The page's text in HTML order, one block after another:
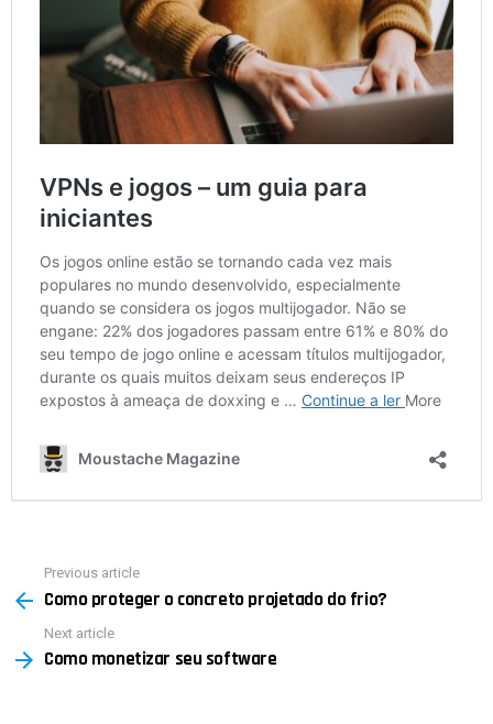
more
Previous article
Como proteger o concreto projetado do frio?
Next article
Como monetizar seu software